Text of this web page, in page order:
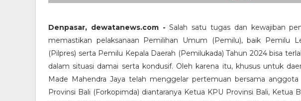
Denpasar, dewatanews.com -Salah satu tugas dan kewajiban
memastikan pelaksanaan Pemilihan Umum (Pemilu), baik Pemilu
(Pilpres) serta Pemilu Kepala Daerah (Pemilukada) Tahun 2024 bisa
dalam situasi damai serta kondusif. Oleh karena itu, khusus untuk
Made Mahendra Jaya telah menggelar pertemuan bersama
Provinsi Bali (Forkopimda) diantaranya Ketua KPU Provinsi Bali, Ketua